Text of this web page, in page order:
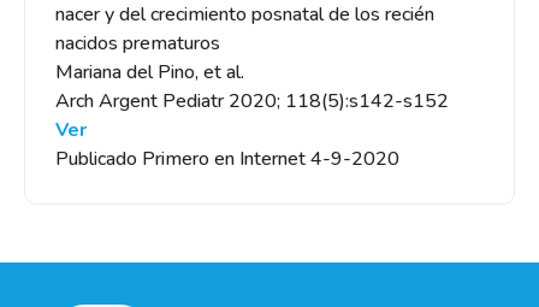
nacer y del crecimiento posnatal de los recién
nacidos prematuros
Mariana del Pino, et al.
Arch Argent Pediatr 2020; 118(5):s142-s152
Ver
Publicado Primero en Internet 4-9-2020